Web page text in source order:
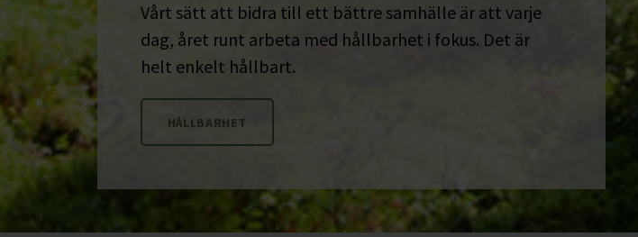
Vårt sätt att bidra till ett bättre samhälle är att varje
dag, året runt arbeta med hållbarhet i fokus. Det är
helt enkelt hållbart.
HÅLLBARHET